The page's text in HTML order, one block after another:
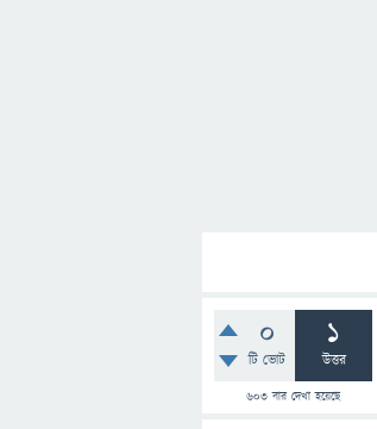
0
টি ভোট
1
উত্তর
603 বার দেখা হয়েছে